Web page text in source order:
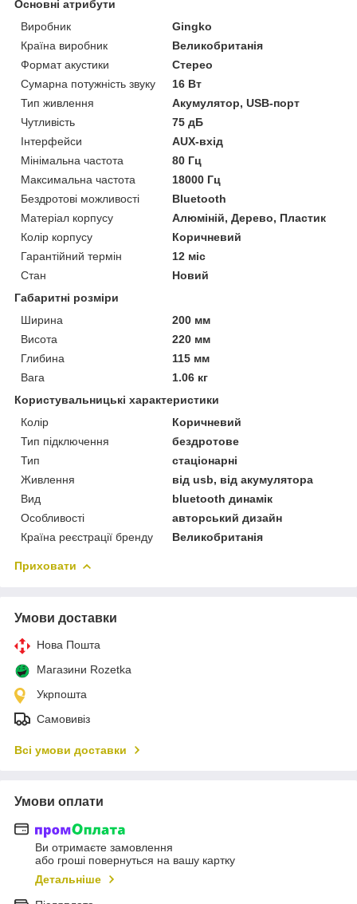
Основні атрибути
Виробник
Gingko
Країна виробник
Великобританія
Формат акустики
Стерео
Сумарна потужність звуку
16 Вт
Тип живлення
Акумулятор, USB-порт
Чутливість
75 дБ
Інтерфейси
AUX-вхід
Мінімальна частота
80 Гц
Максимальна частота
18000 Гц
Бездротові можливості
Bluetooth
Матеріал корпусу
Алюміній, Дерево, Пластик
Колір корпусу
Коричневий
Гарантійний термін
12 міс
Стан
Новий
Габаритні розміри
Ширина
200 мм
Висота
220 мм
Глибина
115 мм
Вага
1.06 кг
Користувальницькі характеристики
Колір
Коричневий
Тип підключення
бездротове
Тип
стаціонарні
Живлення
від usb, від акумулятора
Вид
bluetooth динамік
Особливості
авторський дизайн
Країна реєстрації бренду
Великобританія
Приховати
Умови доставки
Нова Пошта
Магазини Rozetka
Укрпошта
Самовивіз
Всі умови доставки
Умови оплати
Ви отримаєте замовлення
або гроші повернуться на вашу картку
Детальніше